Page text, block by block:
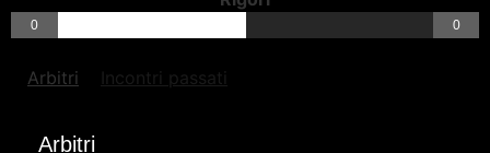
0 0
Arbitri Incontri passati
Arbitri